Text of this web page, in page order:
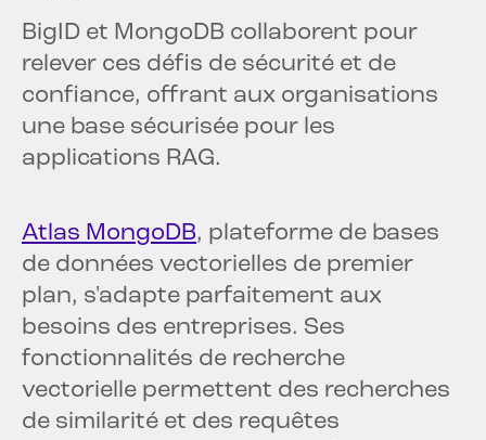
BigID et MongoDB collaborent pour
relever ces défis de sécurité et de
confiance, offrant aux organisations
une base sécurisée pour les
applications RAG.
Atlas MongoDB, plateforme de bases
de données vectorielles de premier
plan, s'adapte parfaitement aux
besoins des entreprises. Ses
fonctionnalités de recherche
vectorielle permettent des recherches
de similarité et des requêtes